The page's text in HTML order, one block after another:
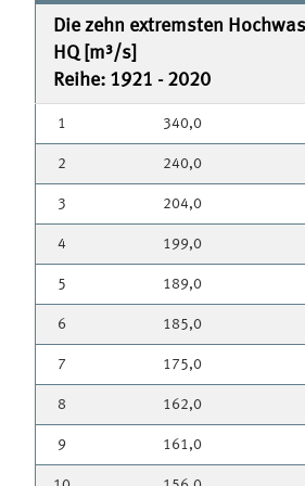
Die zehn extremsten
HQ [m³/s]
Reihe: 1921 - 2020
1 340,0
2 240,0
3 204,0
4 199,0
5 189,0
6 185,0
7 175,0
8 162,0
9 161,0